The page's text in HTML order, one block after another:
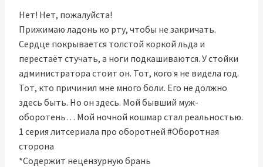
Нет! Нет, пожалуйста!
Прижимаю ладонь ко рту, чтобы не закричать.
Сердце покрывается толстой коркой льда и
перестаёт стучать, а ноги подкашиваются. У стойки
администратора стоит он. Тот, кого я не видела год.
Тот, кто причинил мне много боли. Его не должно
здесь быть. Но он здесь. Мой бывший муж-
оборотень… Мой ночной кошмар стал реальностью.
1 серия литсериала про оборотней #Оборотная
сторона
*Содержит нецензурную брань